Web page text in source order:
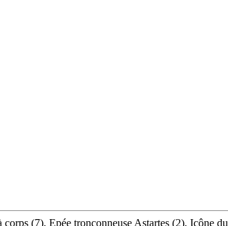
(7), Epée tronçonneuse Astartes (2), Icône